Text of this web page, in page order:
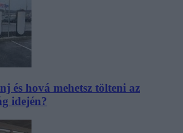
és hová mehetsz tölteni az
idején?